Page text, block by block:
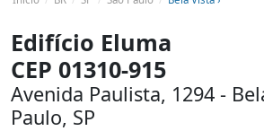
Edifício Eluma
CEP 01310-915
Avenida Paulista, 1294 -
Paulo, SP